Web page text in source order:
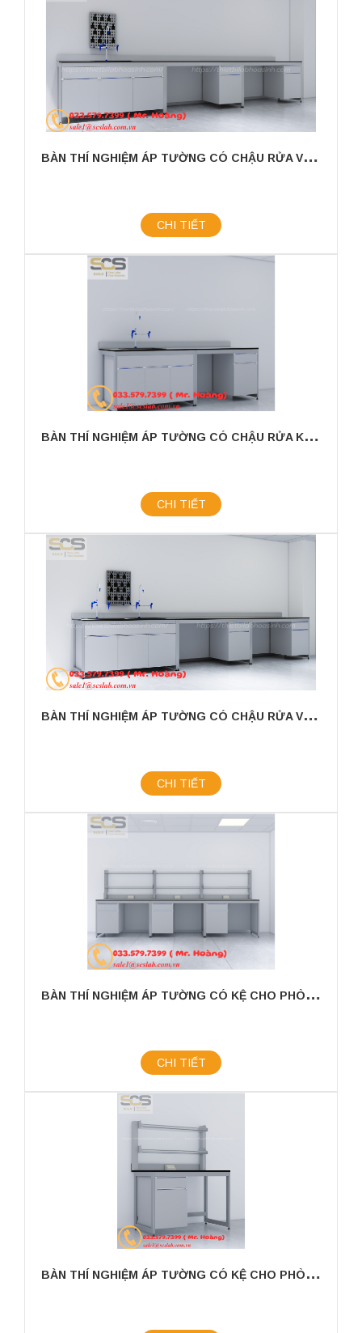
B
ÀN THÍ NGHIỆM ÁP TƯỜNG CÓ CHẬU RỬA VÀ GIÁ TREO KÍCH THƯỚC 3600X750X800MM
CHI TIẾT
B
ÀN THÍ NGHIỆM ÁP TƯỜNG CÓ CHẬU RỬA KÍCH THƯỚC 2400X750X800MM
CHI TIẾT
B
ÀN THÍ NGHIỆM ÁP TƯỜNG CÓ CHẬU RỬA VÀ GIÁ TREO KÍCH THƯỚC 3000X750X800MM
CHI TIẾT
B
ÀN THÍ NGHIỆM ÁP TƯỜNG CÓ KỆ CHO PHÒNG THÍ NGHIỆM KÍCH THƯỚC 3600MM
CHI TIẾT
B
ÀN THÍ NGHIỆM ÁP TƯỜNG CÓ KỆ CHO PHÒNG THÍ NGHIỆM KÍCH THƯỚC 1200MM